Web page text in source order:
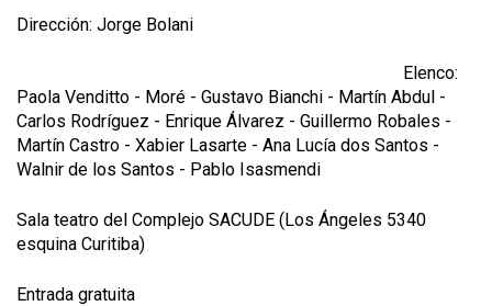
Dirección: Jorge Bolani
Elenco:
Paola Venditto - Moré - Gustavo Bianchi - Martín Abdul -
Carlos Rodríguez - Enrique Álvarez - Guillermo Robales -
Martín Castro - Xabier Lasarte - Ana Lucía dos Santos -
Walnir de los Santos - Pablo Isasmendi
Sala teatro del Complejo SACUDE (Los Ángeles 5340
esquina Curitiba)
Entrada gratuita